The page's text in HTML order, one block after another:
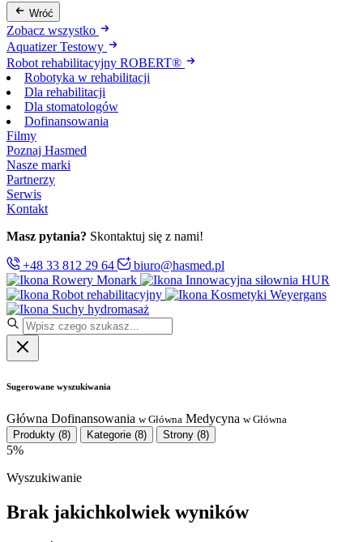
Wróć
Zobacz wszystko
Aquatizer Testowy
Robot rehabilitacyjny ROBERT®
Robotyka w rehabilitacji
Dla rehabilitacji
Dla stomatologów
Dofinansowania
Filmy
Poznaj Hasmed
Nasze marki
Partnerzy
Serwis
Kontakt
Masz pytania? Skontaktuj się z nami!
+48 33 812 29 64
biuro@hasmed.pl
Rowery Monark
Innowacyjna siłownia HUR
Robot rehabilitacyjny
Kosmetyki Weyergans
Suchy hydromasaż
Sugerowane wyszukiwania
Główna Dofinansowania w Główna Medycyna w Główna
Produkty (8) Kategorie (8) Strony (8)
5%
Wyszukiwanie
Brak jakichkolwiek wyników